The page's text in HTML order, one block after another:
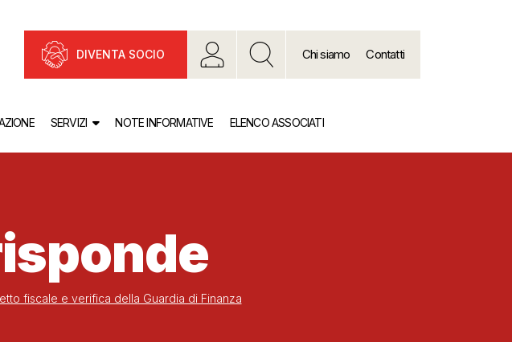
DIVENTA SOCIO Chi siamo Contatti
SERVIZI NOTE INFORMATIVE ELENCO ASSOCIATI
fiscale e verifica della Guardia di Finanza